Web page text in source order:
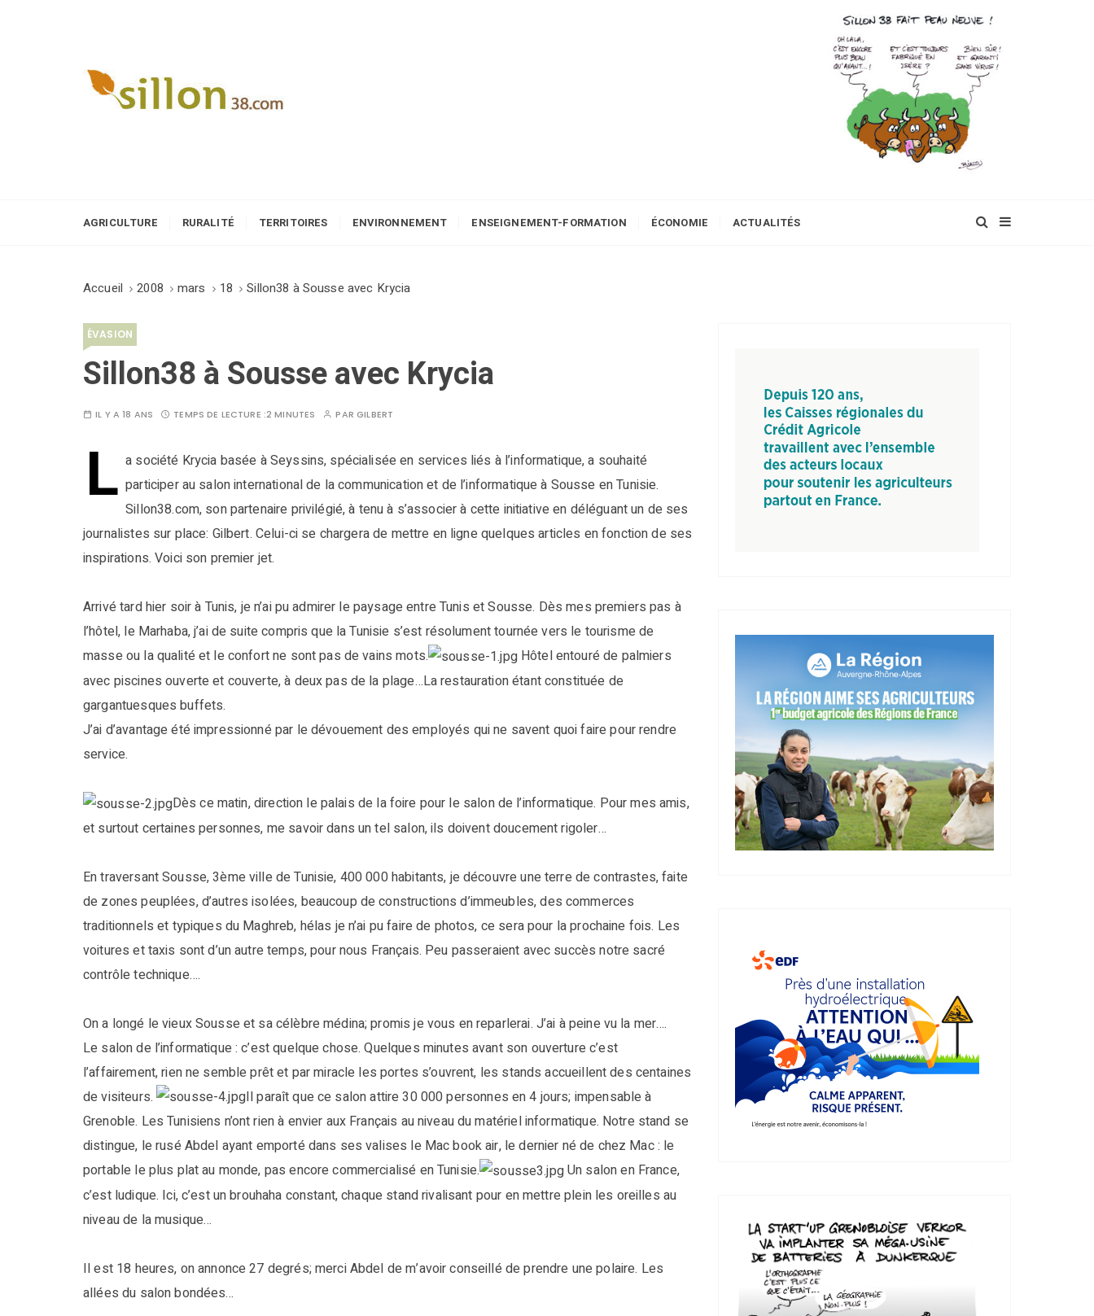
AGRICULTURE RURALITÉ TERRITOIRES ENVIRONNEMENT ENSEIGNEMENT-FORMATION ÉCONOMIE ACTUALITÉS
Accueil 2008 mars 18 Sillon38 à Sousse avec Krycia
ÉVASION
Sillon38 à Sousse avec Krycia
IL Y A 18 ANS TEMPS DE LECTURE :2 MINUTES PARGILBERT
L a société Krycia basée à Seyssins, spécialisée en services liés à l’informatique, a souhaité
participer au salon international de la communication et de l’informatique à Sousse en Tunisie.
Sillon38.com, son partenaire privilégié, à tenu à s’associer à cette initiative en déléguant un de ses
journalistes sur place: Gilbert. Celui-ci se chargera de mettre en ligne quelques articles en fonction de ses
inspirations. Voici son premier jet.
Arrivé tard hier soir à Tunis, je n’ai pu admirer le paysage entre Tunis et Sousse. Dès mes premiers pas à
l’hôtel, le Marhaba, j’ai de suite compris que la Tunisie s’est résolument tournée vers le tourisme de
masse ou la qualité et le confort ne sont pas de vains mots.
Hôtel entouré de palmiers
avec piscines ouverte et couverte, à deux pas de la plage…La restauration étant constituée de
gargantuesques buffets.
J’ai d’avantage été impressionné par le dévouement des employés qui ne savent quoi faire pour rendre
service.
Dès ce matin, direction le palais de la foire pour le salon de l’informatique. Pour mes amis,
et surtout certaines personnes, me savoir dans un tel salon, ils doivent doucement rigoler…
En traversant Sousse, 3ème ville de Tunisie, 400 000 habitants, je découvre une terre de contrastes, faite
de zones peuplées, d’autres isolées, beaucoup de constructions d’immeubles, des commerces
traditionnels et typiques du Maghreb, hélas je n’ai pu faire de photos, ce sera pour la prochaine fois. Les
voitures et taxis sont d’un autre temps, pour nous Français. Peu passeraient avec succès notre sacré
contrôle technique….
On a longé le vieux Sousse et sa célèbre médina; promis je vous en reparlerai. J’ai à peine vu la mer….
Le salon de l’informatique : c’est quelque chose. Quelques minutes avant son ouverture c’est
l’affairement, rien ne semble prêt et par miracle les portes s’ouvrent, les stands accueillent des centaines
de visiteurs.
Il paraît que ce salon attire 30 000 personnes en 4 jours; impensable à
Grenoble. Les Tunisiens n’ont rien à envier aux Français au niveau du matériel informatique. Notre stand se
distingue, le rusé Abdel ayant emporté dans ses valises le Mac book air, le dernier né de chez Mac : le
portable le plus plat au monde, pas encore commercialisé en Tunisie.
Un salon en France,
c’est ludique. Ici, c’est un brouhaha constant, chaque stand rivalisant pour en mettre plein les oreilles au
niveau de la musique…
Il est 18 heures, on annonce 27 degrés; merci Abdel de m’avoir conseillé de prendre une polaire. Les
allées du salon bondées…